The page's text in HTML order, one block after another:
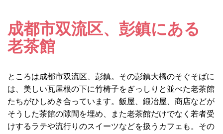
成都市双流区、彭鎮にある
老茶館
ところは成都市双流区、彭鎮。その彭鎮大橋のそぐそばに
は、美しい瓦屋根の下に竹椅子をぎっしりと並べた老茶館
たちがひしめき合っています。飯屋、鍛冶屋、商店などが
そうした茶館の隙間を埋め、また老茶館だけでなく若者受
けするラテや流行りのスイーツなどを扱うカフェも。その